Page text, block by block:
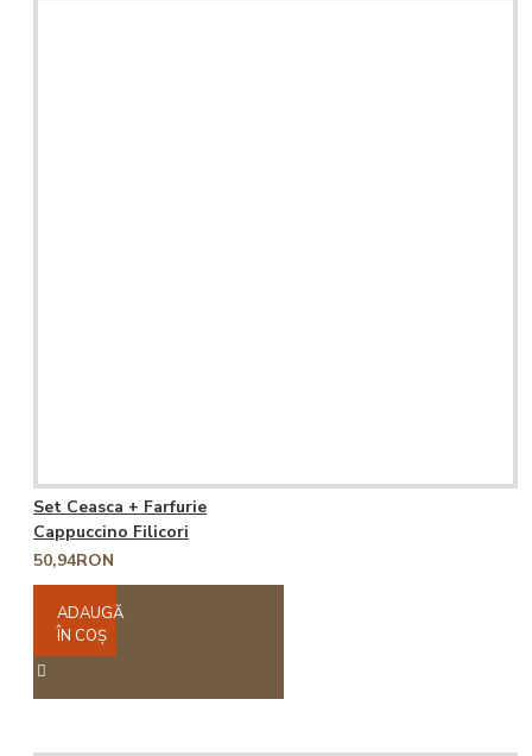
Set Ceasca + Farfurie
Cappuccino Filicori
50,94RON
ADAUGĂ
ÎN COŞ